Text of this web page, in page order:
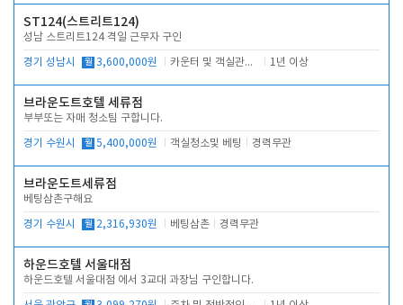
ST124(스트리트124)
성남 스트리트124 격일 근무자 구인
경기 성남시 월 3,600,000원 카운터 및 객실관리 전반 1년 이상
브라운도트호텔 세류점
부부또는 자매 청소팀 구합니다.
경기 수원시 월 5,400,000원 객실청소및 베팅 경력무관
브라운도트세류점
베팅삼촌구해요
경기 수원시 월 2,316,930원 베팅삼촌 경력무관
하운드호텔 서울대점
하운드호텔 서울대점 에서 3교대 과장님 구인합니다.